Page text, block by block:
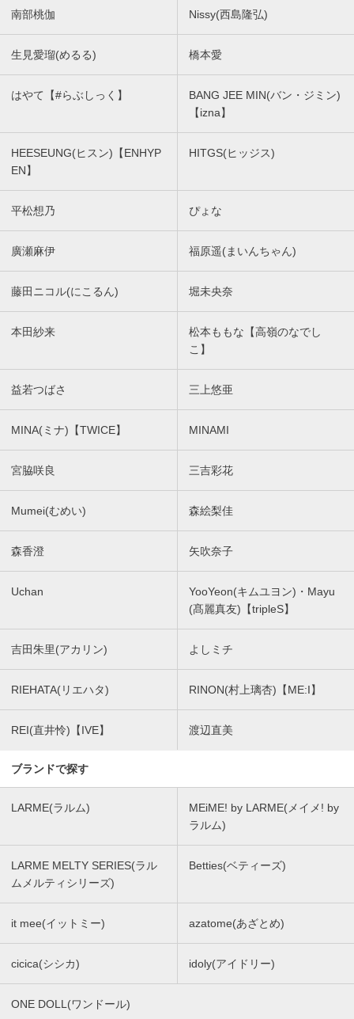
南部桃伽 Nissy(西島隆弘)
生見愛瑠(めるる) 橋本愛
はやて【#らぶしっく】
BANG JEE MIN(バン・ジミン)
【izna】
HEESEUNG(ヒスン)【ENHYP
EN】
HITGS(ヒッジス)
平松想乃 ぴょな
廣瀬麻伊 福原遥(まいんちゃん)
藤田ニコル(にこるん) 堀未央奈
本田紗来
松本ももな【高嶺のなでし
こ】
益若つばさ 三上悠亜
MINA(ミナ)【TWICE】 MINAMI
宮脇咲良 三吉彩花
Mumei(むめい) 森絵梨佳
森香澄 矢吹奈子
Uchan
YooYeon(キムユヨン)・Mayu
(髙麗真友)【tripleS】
吉田朱里(アカリン) よしミチ
RIEHATA(リエハタ) RINON(村上璃杏)【ME:I】
REI(直井怜)【IVE】 渡辺直美
ブランドで探す
LARME(ラルム)
MEiME! by LARME(メイメ! by
ラルム)
LARME MELTY SERIES(ラル
ムメルティシリーズ)
Betties(ベティーズ)
it mee(イットミー) azatome(あざとめ)
cicica(シシカ) idoly(アイドリー)
ONE DOLL(ワンドール)